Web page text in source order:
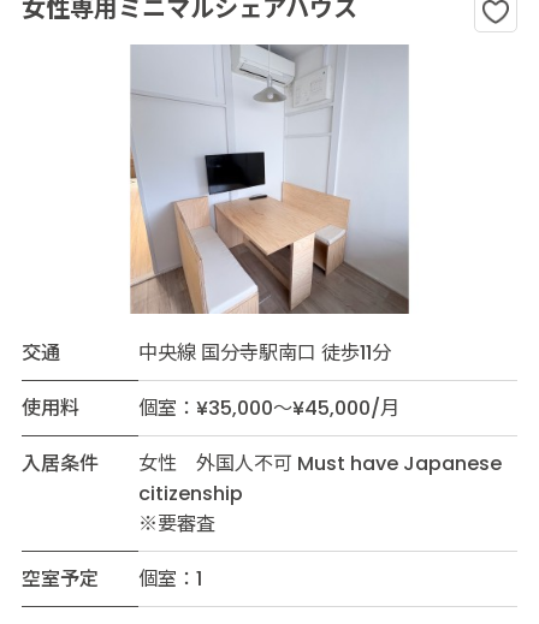
女性専用ミニマルシェアハウス
交通
中央線 国分寺駅南口 徒歩11分
使用料
個室：¥35,000～¥45,000/月
入居条件
女性 外国人不可 Must have Japanese
citizenship
※要審査
空室予定
個室：1